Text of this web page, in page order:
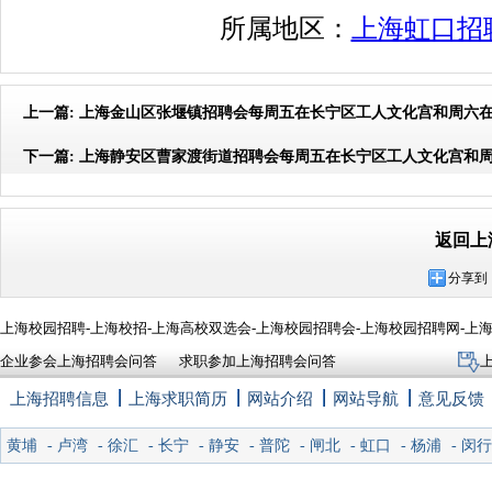
所属地区： 上海虹口
上一篇: 上海金山区张堰镇招聘会每周五在长宁区工人文化宫和周六
下一篇: 上海静安区曹家渡街道招聘会每周五在长宁区工人文化宫和
返回上
分享到
上海校园招聘-上海校招-上海高校双选会-上海校园招聘会-上海校园招聘网-上
企业参会上海招聘会问答 求职参加上海招聘会问答
上海招聘信息 上海求职简历 网站介绍 网站导航 意见反馈
黄埔 - 卢湾 - 徐汇 - 长宁 - 静安 - 普陀 - 闸北 - 虹口 - 杨浦 - 闵行